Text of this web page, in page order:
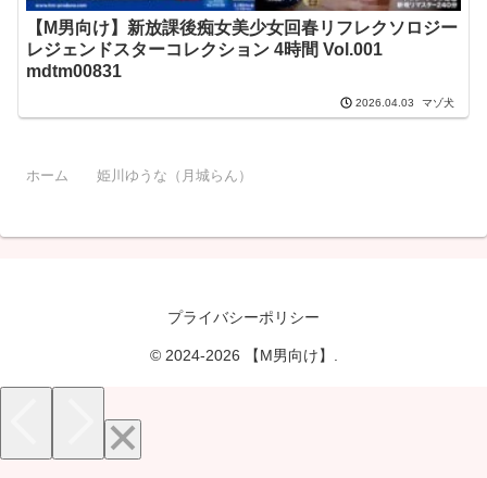
【M男向け】新放課後痴女美少女回春リフレクソロジー
レジェンドスターコレクション 4時間 Vol.001
mdtm00831
2026.04.03 マゾ犬
ホーム 姫川ゆうな（月城らん）
プライバシーポリシー
© 2024-2026 【M男向け】.